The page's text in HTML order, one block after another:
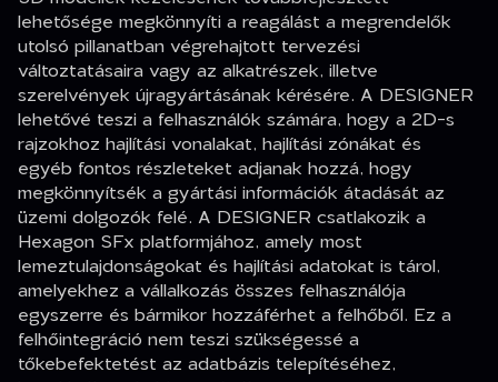
lehetősége megkönnyíti a reagálást a megrendelők
utolsó pillanatban végrehajtott tervezési
változtatásaira vagy az alkatrészek, illetve
szerelvények újragyártásának kérésére. A DESIGNER
lehetővé teszi a felhasználók számára, hogy a 2D-s
rajzokhoz hajlítási vonalakat, hajlítási zónákat és
egyéb fontos részleteket adjanak hozzá, hogy
megkönnyítsék a gyártási információk átadását az
üzemi dolgozók felé. A DESIGNER csatlakozik a
Hexagon SFx platformjához, amely most
lemeztulajdonságokat és hajlítási adatokat is tárol,
amelyekhez a vállalkozás összes felhasználója
egyszerre és bármikor hozzáférhet a felhőből. Ez a
felhőintegráció nem teszi szükségessé a
tőkebefektetést az adatbázis telepítéséhez,